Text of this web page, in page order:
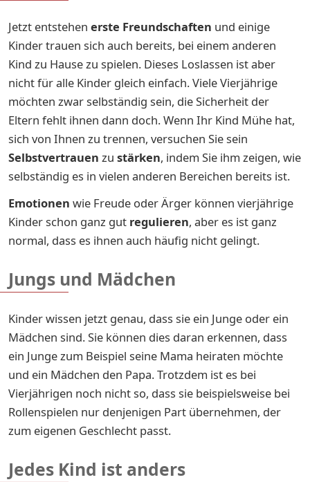
Jetzt entstehen erste Freundschaften und einige
Kinder trauen sich auch bereits, bei einem anderen
Kind zu Hause zu spielen. Dieses Loslassen ist aber
nicht für alle Kinder gleich einfach. Viele Vierjährige
möchten zwar selbständig sein, die Sicherheit der
Eltern fehlt ihnen dann doch. Wenn Ihr Kind Mühe hat,
sich von Ihnen zu trennen, versuchen Sie sein
Selbstvertrauen zu stärken, indem Sie ihm zeigen, wie
selbständig es in vielen anderen Bereichen bereits ist.
Emotionen wie Freude oder Ärger können vierjährige
Kinder schon ganz gut regulieren, aber es ist ganz
normal, dass es ihnen auch häufig nicht gelingt.
Jungs und Mädchen
Kinder wissen jetzt genau, dass sie ein Junge oder ein
Mädchen sind. Sie können dies daran erkennen, dass
ein Junge zum Beispiel seine Mama heiraten möchte
und ein Mädchen den Papa. Trotzdem ist es bei
Vierjährigen noch nicht so, dass sie beispielsweise bei
Rollenspielen nur denjenigen Part übernehmen, der
zum eigenen Geschlecht passt.
Jedes Kind ist anders